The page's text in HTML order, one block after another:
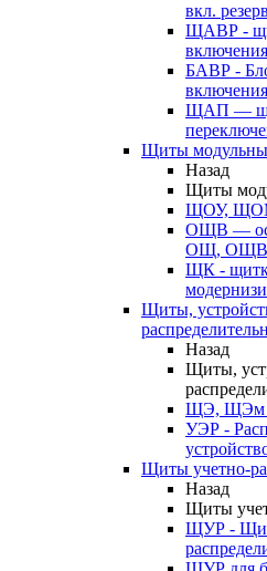
вкл.
ЩАВР -
БАВР -
ЩАП —
Щиты
Назад
Щиты
ЩОУ, ЩОМ
ОЩВ —
ОЩ, ОЩВ
ЩК -
Щиты,
Назад
Щиты,
ЩЭ, ЩЭм
УЭР -
Щиты учетно-
Назад
Щиты
ЩУР -